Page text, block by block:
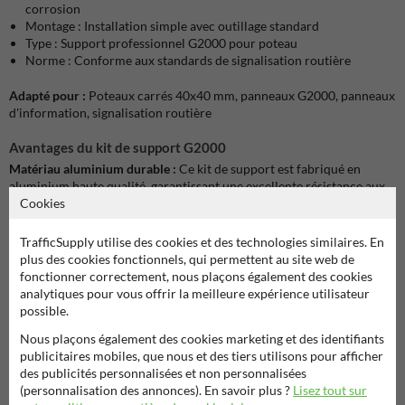
corrosion
Montage : Installation simple avec outillage standard
Type : Support professionnel G2000 pour poteau
Norme : Conforme aux standards de signalisation routière
Adapté pour : Poteaux carrés 40x40 mm, panneaux G2000, panneaux
d'information, signalisation routière
Avantages du kit de support G2000
Matériau aluminium durable : Ce kit de support est fabriqué en
aluminium haute qualité, garantissant une excellente résistance aux
intempéries et une longue durée de vie sans entretien.
Conception spécifique pour poteaux 40x40 mm :Les supports G2000
sont précisément adaptés aux poteaux carrés de 40x40 mm, assurant
un ajustement parfait et une stabilité optimale de votre panneau de
signalisation.
professionnelles et convient pour une utilisation dans les espaces
publics, les sites d'entreprises et les projets privés où la qualité et la
fiabilité sont essentielles.
Cookies
TrafficSupply utilise des cookies et des technologies similaires. En
plus des cookies fonctionnels, qui permettent au site web de
fonctionner correctement, nous plaçons également des cookies
analytiques pour vous offrir la meilleure expérience utilisateur
possible.
Nous plaçons également des cookies marketing et des identifiants
publicitaires mobiles, que nous et des tiers utilisons pour afficher
des publicités personnalisées et non personnalisées
(personnalisation des annonces). En savoir plus ? Lisez tout sur